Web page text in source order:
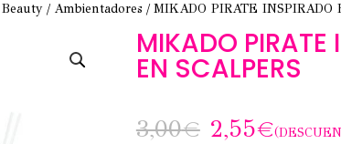
Beauty/ Ambientadores / MIKADO PIRATE INSPIRADO
MIKADO PIRATE
EN SCALPERS
3,00€ 2,55€